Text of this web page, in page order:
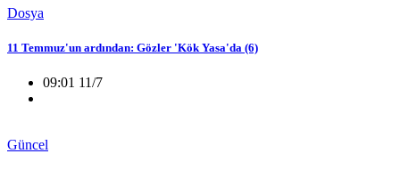
Dosya
11 Temmuz'un ardından: Gözler 'Kök Yasa'da (6)
09:01 11/7
Güncel